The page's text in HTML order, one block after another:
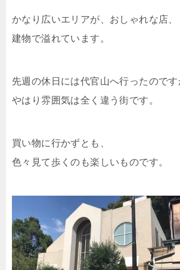
かなり広いエリアが、おしゃれな店、
建物で溢れています。
先週の休日には代官山へ行ったのです
やはり雰囲気は全く違う街です。
買い物に行かずとも、
色々見て歩くのも楽しいものです。